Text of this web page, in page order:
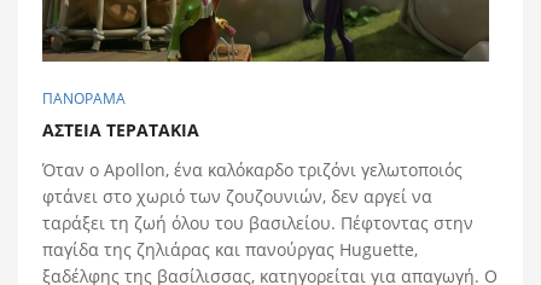
ΠΑΝΟΡΑΜΑ
ΑΣΤΕΙΑ ΤΕΡΑΤΑΚΙΑ
Όταν ο Apollon, ένα καλόκαρδο τριζόνι γελωτοποιός
φτάνει στο χωριό των ζουζουνιών, δεν αργεί να
ταράξει τη ζωή όλου του βασιλείου. Πέφτοντας στην
παγίδα της ζηλιάρας και πανούργας Huguette,
ξαδέλφης της βασίλισσας, κατηγορείται για απαγωγή. Ο